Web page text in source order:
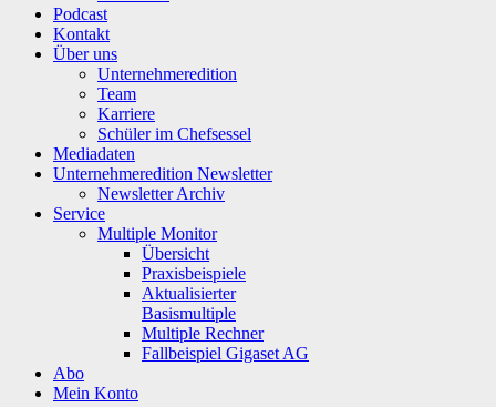
Podcast
Kontakt
Über uns
Unternehmeredition
Team
Karriere
Schüler im Chefsessel
Mediadaten
Unternehmeredition Newsletter
Newsletter Archiv
Service
Multiple Monitor
Übersicht
Praxisbeispiele
Aktualisierter
Basismultiple
Multiple Rechner
Fallbeispiel Gigaset AG
Abo
Mein Konto